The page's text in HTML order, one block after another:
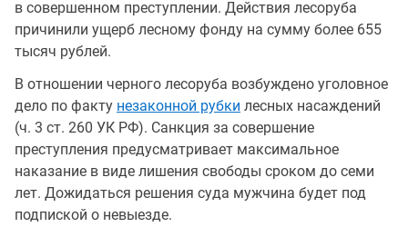
в совершенном преступлении. Действия лесоруба
причинили ущерб лесному фонду на сумму более 655
тысяч рублей.
В отношении черного лесоруба возбуждено уголовное
дело по факту незаконной рубки лесных насаждений
(ч. 3 ст. 260 УК РФ). Санкция за совершение
преступления предусматривает максимальное
наказание в виде лишения свободы сроком до семи
лет. Дожидаться решения суда мужчина будет под
подпиской о невыезде.